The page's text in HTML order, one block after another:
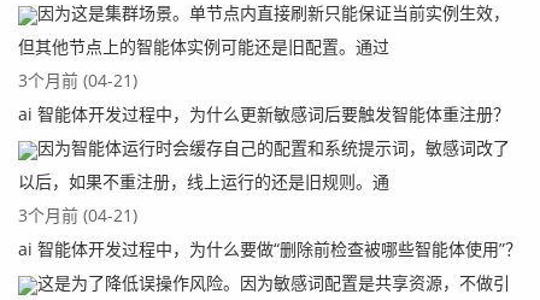
因为这是集群场景。单节点内直接刷新只能保证当前实例生效，
但其他节点上的智能体实例可能还是旧配置。通过
3个月前 (04-21)
ai 智能体开发过程中，为什么更新敏感词后要触发智能体重注册？
因为智能体运行时会缓存自己的配置和系统提示词，敏感词改了
以后，如果不重注册，线上运行的还是旧规则。通
3个月前 (04-21)
ai 智能体开发过程中，为什么要做“删除前检查被哪些智能体使用”？
这是为了降低误操作风险。因为敏感词配置是共享资源，不做引